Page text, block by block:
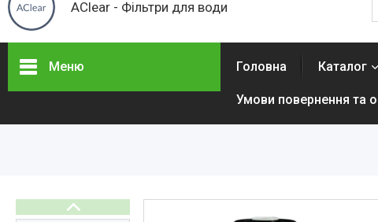
AClear - Фільтри для води
Меню Головна Каталог
Умови повернення та